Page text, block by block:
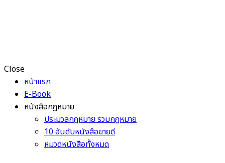
Close
หน้าแรก
E-Book
หนังสือกฎหมาย
ประมวลกฎหมาย รวมกฎหมาย
10 อันดับหนังสือขายดี
หมวดหนังสือทั้งหมด